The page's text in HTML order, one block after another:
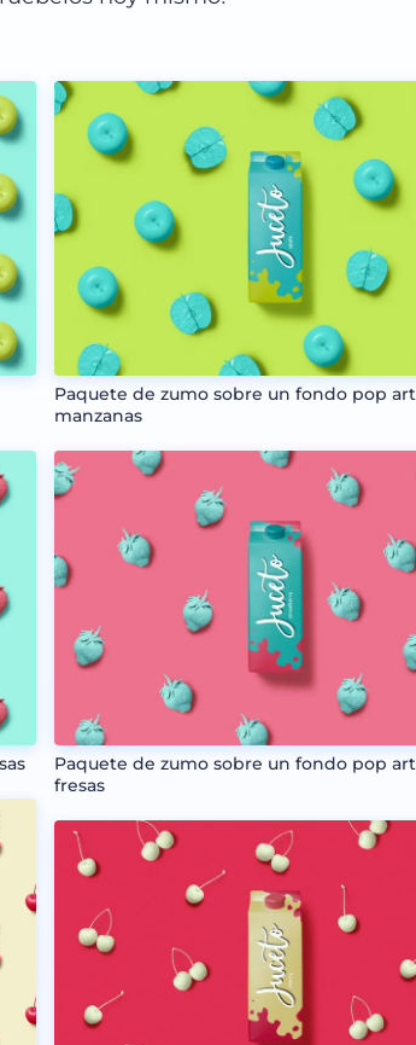
Paquete de zumo sobre un fondo pop
manzanas
Paquete de zumo sobre un fondo pop
fresas